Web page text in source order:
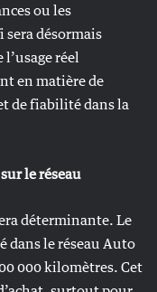
ou les
sera désormais
réel
en matière de
de fiabilité dans la
le réseau
déterminante. Le
dans le réseau Auto
000 kilomètres. Cet